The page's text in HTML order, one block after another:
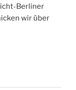
Berliner
wir über